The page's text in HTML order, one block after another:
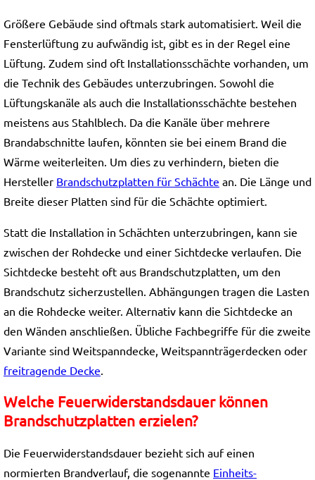
Größere Gebäude sind oftmals stark automatisiert. Weil die
Fensterlüftung zu aufwändig ist, gibt es in der Regel eine
Lüftung. Zudem sind oft Installationsschächte vorhanden, um
die Technik des Gebäudes unterzubringen. Sowohl die
Lüftungskanäle als auch die Installationsschächte bestehen
meistens aus Stahlblech. Da die Kanäle über mehrere
Brandabschnitte laufen, könnten sie bei einem Brand die
Wärme weiterleiten. Um dies zu verhindern, bieten die
Hersteller Brandschutzplatten für Schächte an. Die Länge und
Breite dieser Platten sind für die Schächte optimiert.
Statt die Installation in Schächten unterzubringen, kann sie
zwischen der Rohdecke und einer Sichtdecke verlaufen. Die
Sichtdecke besteht oft aus Brandschutzplatten, um den
Brandschutz sicherzustellen. Abhängungen tragen die Lasten
an die Rohdecke weiter. Alternativ kann die Sichtdecke an
den Wänden anschließen. Übliche Fachbegriffe für die zweite
Variante sind Weitspanndecke, Weitspannträgerdecken oder
freitragende Decke.
Welche Feuerwiderstandsdauer können
Brandschutzplatten erzielen?
Die Feuerwiderstandsdauer bezieht sich auf einen
normierten Brandverlauf, die sogenannte Einheits-